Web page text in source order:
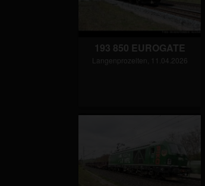
193 850 EUROGATE
Langenprozelten, 11.04.2026